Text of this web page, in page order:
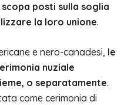
posti sulla soglia
la loro unione.
e nero-canadesi, le
nuziale
o separatamente.
come cerimonia di